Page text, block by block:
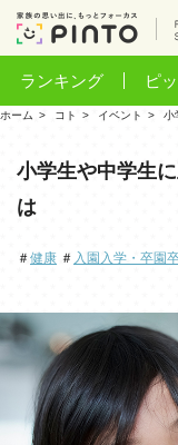
ランキング ピ
ホーム コト イベント 小
小学生や中学生
は
＃健康 ＃ 入園入学・卒園